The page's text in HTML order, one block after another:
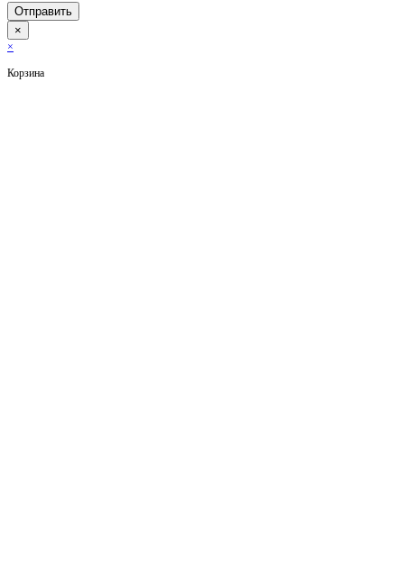
Отправить
×
×
Корзина